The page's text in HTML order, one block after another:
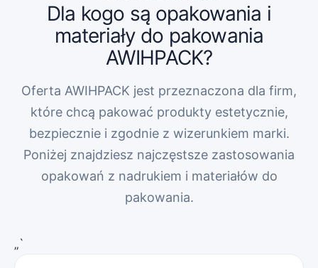
Dla kogo są opakowania i
materiały do pakowania
AWIHPACK?
Oferta AWIHPACK jest przeznaczona dla firm,
które chcą pakować produkty estetycznie,
bezpiecznie i zgodnie z wizerunkiem marki.
Poniżej znajdziesz najczęstsze zastosowania
opakowań z nadrukiem i materiałów do
pakowania.
„`